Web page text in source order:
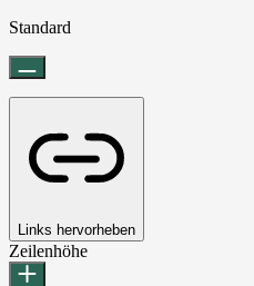
Standard
Links hervorheben
Zeilenhöhe